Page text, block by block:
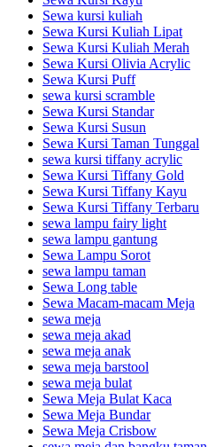
Sewa kursi kuliah
Sewa Kursi Kuliah Lipat
Sewa Kursi Kuliah Merah
Sewa Kursi Olivia Acrylic
Sewa Kursi Puff
sewa kursi scramble
Sewa Kursi Standar
Sewa Kursi Susun
Sewa Kursi Taman Tunggal
sewa kursi tiffany acrylic
Sewa Kursi Tiffany Gold
Sewa Kursi Tiffany Kayu
Sewa Kursi Tiffany Terbaru
sewa lampu fairy light
sewa lampu gantung
Sewa Lampu Sorot
sewa lampu taman
Sewa Long table
Sewa Macam-macam Meja
sewa meja
sewa meja akad
sewa meja anak
sewa meja barstool
sewa meja bulat
Sewa Meja Bulat Kaca
Sewa Meja Bundar
Sewa Meja Crisbow